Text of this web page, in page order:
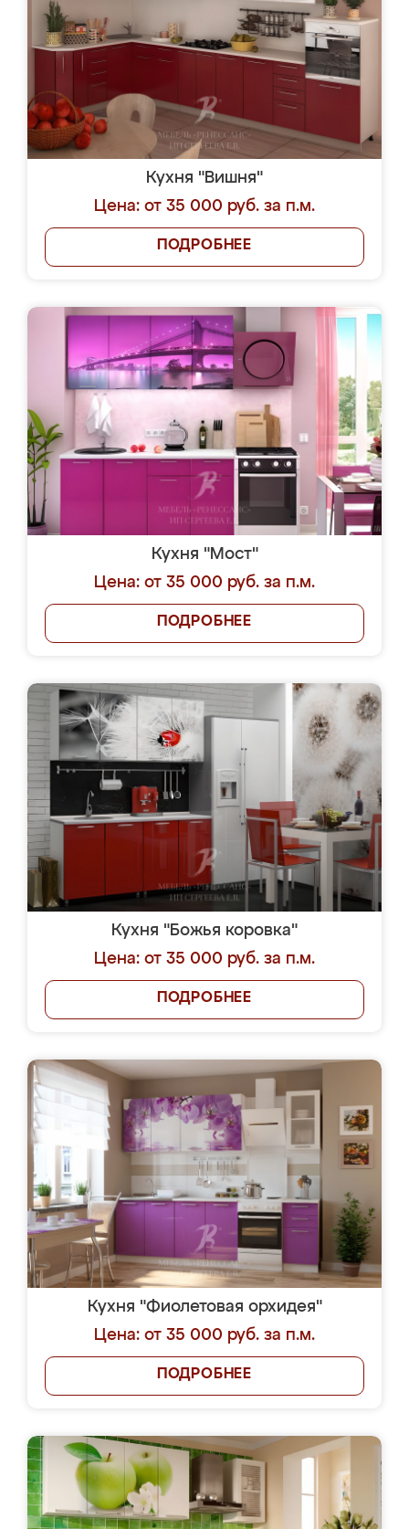
Кухня "Вишня"
Цена: от 35 000 руб. за п.м.
ПОДРОБНЕЕ
Кухня "Мост"
Цена: от 35 000 руб. за п.м.
ПОДРОБНЕЕ
Кухня "Божья коровка"
Цена: от 35 000 руб. за п.м.
ПОДРОБНЕЕ
Кухня "Фиолетовая орхидея"
Цена: от 35 000 руб. за п.м.
ПОДРОБНЕЕ